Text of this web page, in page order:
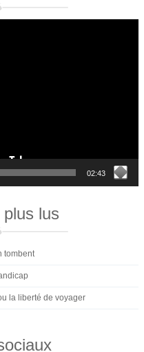
02:43
lus
tombent
la liberté de voyager